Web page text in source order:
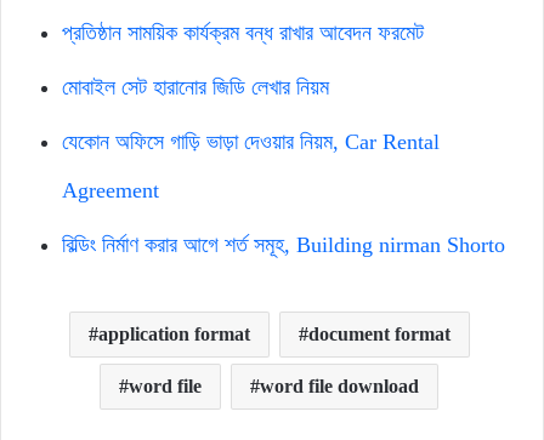
প্রতিষ্ঠান সাময়িক কার্যক্রম বন্ধ রাখার আবেদন ফরমেট
মোবাইল সেট হারানোর জিডি লেখার নিয়ম
যেকোন অফিসে গাড়ি ভাড়া দেওয়ার নিয়ম, Car Rental
Agreement
বিল্ডিং নির্মাণ করার আগে শর্ত সমূহ, Building nirman Shorto
application format document format
word file word file download